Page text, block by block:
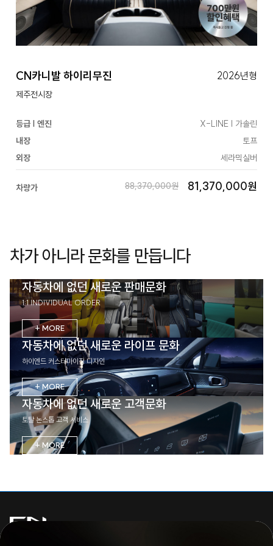
CN카니발 하이리무진 2026년형
제주전시장
등급 | 엔진
X-LINE | 가솔린
내장
토프
외장
세라믹실버
차량가 88,370,000원 81,370,000원
차가 아니라 문화를 만듭니다
자동차에 없던 새로운 판매문화
1:1 INDIVIDUAL ORDER
+ MORE
자동차에 없던 새로운 라이프 문화
하이엔드 커스터마이징 디자인
+ MORE
자동차에 없던 새로운 고객문화
토탈 논스톱 고객 서비스
+ MORE